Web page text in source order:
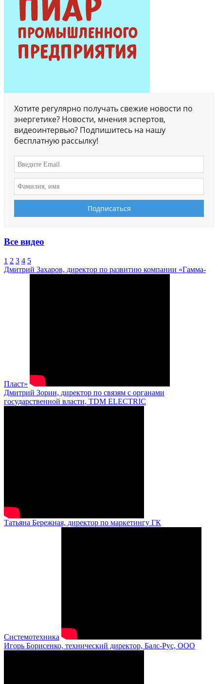
Хотите регулярно получать свежие новости по
энергетике? Новости, мнения эспертов,
видеоинтервью? Подпишитесь на нашу
бесплатную рассылку!
Все видео
1 2 3 4 5
Дмитрий Захаров, директор по развитию компании «Гамма-
Пласт»
Дмитрий Зорин, директор по связям с органами
государственной власти, TDM ELECTRIC
Татьяна Бережная, директор по маркетингу ГК
Системотехника
Игорь Борисенко, технический директор, Балс-Рус, ООО